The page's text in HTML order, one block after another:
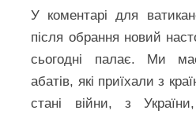
У коментарі для
після обрання новий
сьогодні палає. Ми
абатів, які приїхали з
стані війни, з